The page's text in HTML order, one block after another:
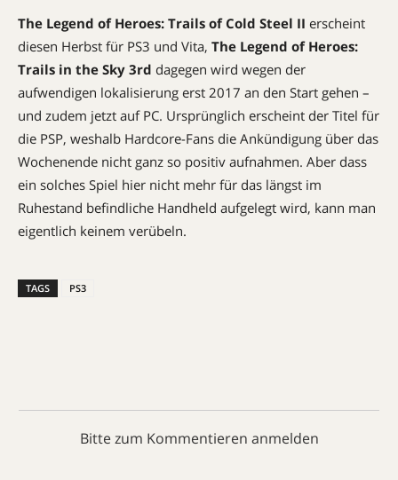
The Legend of Heroes: Trails of Cold Steel II erscheint
diesen Herbst für PS3 und Vita, The Legend of Heroes:
Trails in the Sky 3rd dagegen wird wegen der
aufwendigen lokalisierung erst 2017 an den Start gehen –
und zudem jetzt auf PC. Ursprünglich erscheint der Titel für
die PSP, weshalb Hardcore-Fans die Ankündigung über das
Wochenende nicht ganz so positiv aufnahmen. Aber dass
ein solches Spiel hier nicht mehr für das längst im
Ruhestand befindliche Handheld aufgelegt wird, kann man
eigentlich keinem verübeln.
TAGS PS3
Bitte zum Kommentieren anmelden